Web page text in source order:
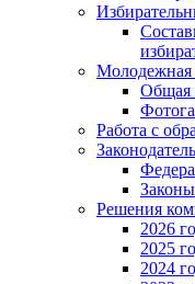
Молодежная
Общая
Работа с
Решения
2026
2025
2024